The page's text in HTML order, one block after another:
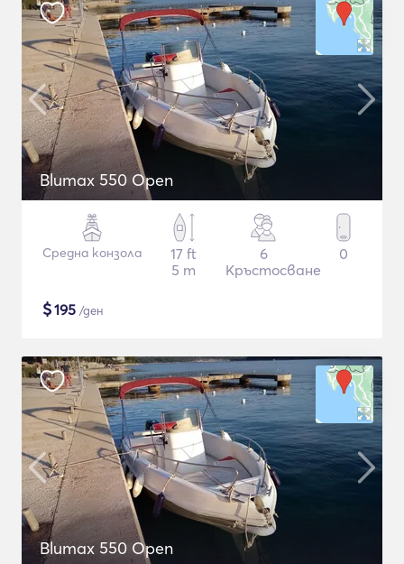
Blumax 550 Open
Средна конзола
17 ft
5 m
6
Кръстосване
0
$195 /ден
Blumax 550 Open